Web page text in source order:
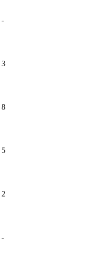
-
3
8
5
2
-